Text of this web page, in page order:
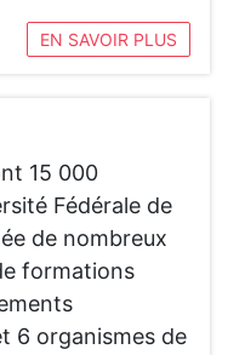
EN SAVOIR PLUS
15 000
Fédérale de
de nombreux
formations
6 organismes de